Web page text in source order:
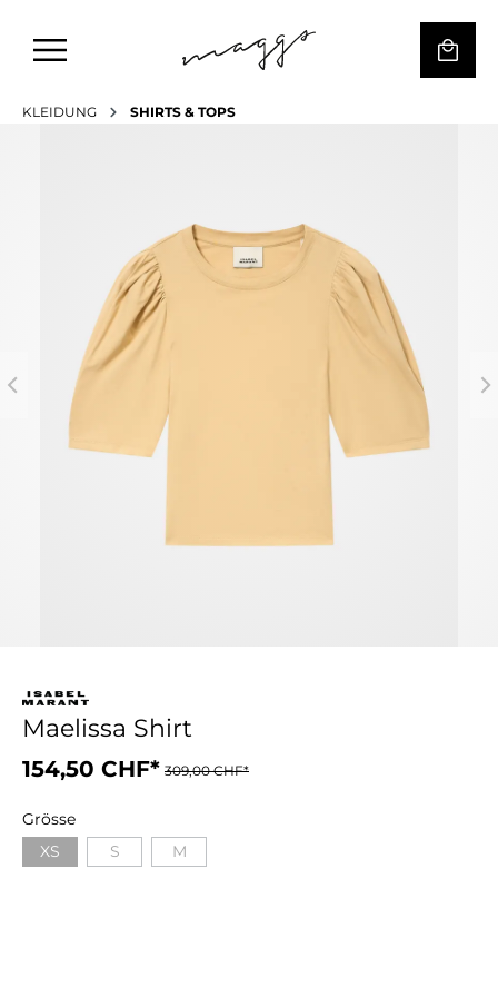
KLEIDUNG SHIRTS & TOPS
Maelissa Shirt
154,50 CHF* 309,00 CHF*
Grösse
XS
S M